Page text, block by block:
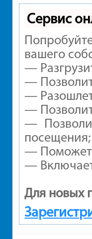
Сервис
вашего
—
—
—
—
—
посещения;
— Поможет
—
Для новых